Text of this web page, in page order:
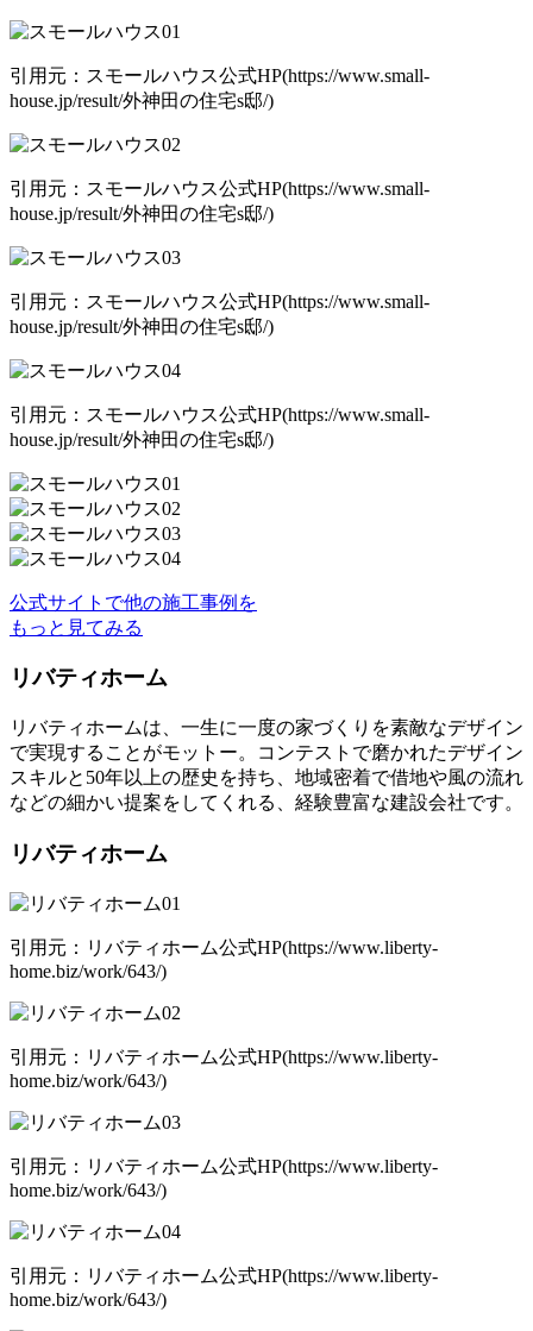
引用元：スモールハウス公式HP(https://www.small-
house.jp/result/外神田の住宅s邸/)
引用元：スモールハウス公式HP(https://www.small-
house.jp/result/外神田の住宅s邸/)
引用元：スモールハウス公式HP(https://www.small-
house.jp/result/外神田の住宅s邸/)
引用元：スモールハウス公式HP(https://www.small-
house.jp/result/外神田の住宅s邸/)
公式サイトで他の施工事例を
もっと見てみる
リバティホーム
リバティホームは、一生に一度の家づくりを素敵なデザイン
で実現することがモットー。コンテストで磨かれたデザイン
スキルと50年以上の歴史を持ち、地域密着で借地や風の流れ
などの細かい提案をしてくれる、経験豊富な建設会社です。
リバティホーム
引用元：リバティホーム公式HP(https://www.liberty-
home.biz/work/643/)
引用元：リバティホーム公式HP(https://www.liberty-
home.biz/work/643/)
引用元：リバティホーム公式HP(https://www.liberty-
home.biz/work/643/)
引用元：リバティホーム公式HP(https://www.liberty-
home.biz/work/643/)